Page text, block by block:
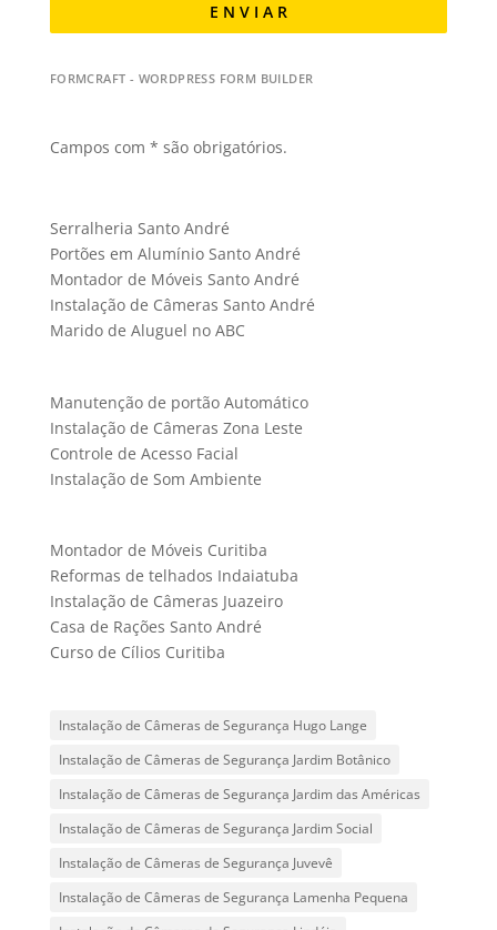
E N V I A R
FORMCRAFT - WORDPRESS FORM BUILDER
Campos com * são obrigatórios.
Serralheria Santo André
Portões em Alumínio Santo André
Montador de Móveis Santo André
Instalação de Câmeras Santo André
Marido de Aluguel no ABC
Manutenção de portão Automático
Instalação de Câmeras Zona Leste
Controle de Acesso Facial
Instalação de Som Ambiente
Montador de Móveis Curitiba
Reformas de telhados Indaiatuba
Instalação de Câmeras Juazeiro
Casa de Rações Santo André
Curso de Cílios Curitiba
Instalação de Câmeras de Segurança Hugo Lange
Instalação de Câmeras de Segurança Jardim Botânico
Instalação de Câmeras de Segurança Jardim das Américas
Instalação de Câmeras de Segurança Jardim Social
Instalação de Câmeras de Segurança Juvevê
Instalação de Câmeras de Segurança Lamenha Pequena